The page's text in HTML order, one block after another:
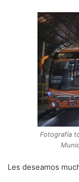
Fotografía
Les deseamos